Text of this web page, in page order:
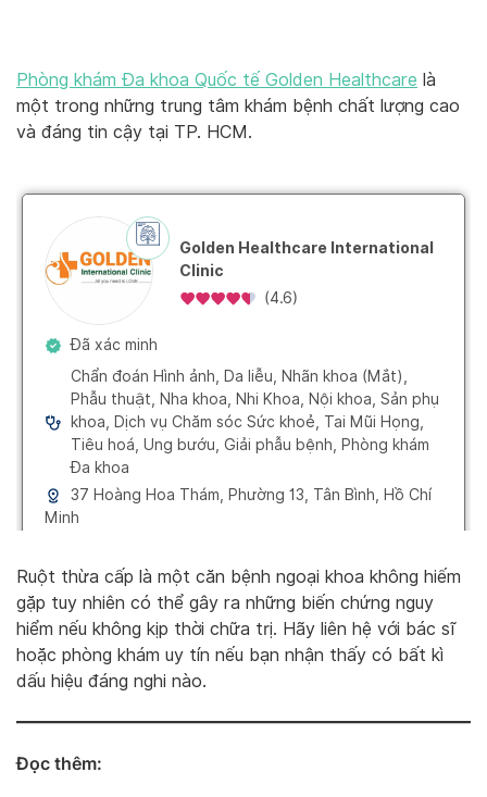
Phòng khám Đa khoa Quốc tế Golden Healthcare là
một trong những trung tâm khám bệnh chất lượng cao
và đáng tin cậy tại TP. HCM.
Ruột thừa cấp là một căn bệnh ngoại khoa không hiếm
gặp tuy nhiên có thể gây ra những biến chứng nguy
hiểm nếu không kịp thời chữa trị. Hãy liên hệ với bác sĩ
hoặc phòng khám uy tín nếu bạn nhận thấy có bất kì
dấu hiệu đáng nghi nào.
Đọc thêm: